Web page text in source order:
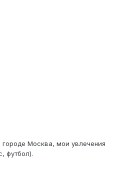
Москва, мои увлечения
футбол).